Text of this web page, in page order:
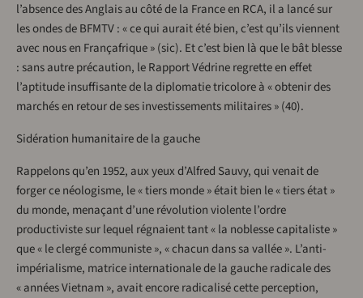
l’absence des Anglais au côté de la France en RCA, il a lancé sur
les ondes de BFMTV : « ce qui aurait été bien, c’est qu’ils viennent
avec nous en Françafrique » (sic). Et c’est bien là que le bât blesse
: sans autre précaution, le Rapport Védrine regrette en effet
l’aptitude insuffisante de la diplomatie tricolore à « obtenir des
marchés en retour de ses investissements militaires » (40).
Sidération humanitaire de la gauche
Rappelons qu’en 1952, aux yeux d’Alfred Sauvy, qui venait de
forger ce néologisme, le « tiers monde » était bien le « tiers état »
du monde, menaçant d’une révolution violente l’ordre
productiviste sur lequel régnaient tant « la noblesse capitaliste »
que « le clergé communiste », « chacun dans sa vallée ». L’anti-
impérialisme, matrice internationale de la gauche radicale des
« années Vietnam », avait encore radicalisé cette perception,